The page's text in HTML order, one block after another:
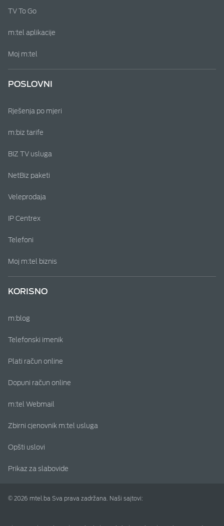
TV To Go
m:tel aplikacije
Moj m:tel
POSLOVNI
Rješenja po mjeri
m:biz tarife
BIZ TV usluga
NetBiz paketi
Veleprodaja
IP Centrex
Telefoni
Moj m:tel biznis
KORISNO
m:blog
Telefonski imenik
Plati račun online
Dopuni račun online
m:tel Webmail
Zbirni cjenovnik m:tel usluga
Opšti uslovi
Prikaz za slabovide
© 2026 mtel.ba Sva prava zadržana. Naši sajtovi: